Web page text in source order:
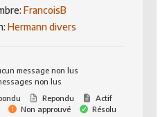
FrancoisB
Hermann divers
message non lus
non lus
Repondu
Actif
Non approuvé
Résolu